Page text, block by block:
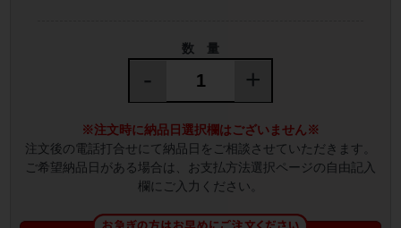
数 量
- +
※注文時に納品日選択欄はございません※
注文後の電話打合せにて納品日をご相談させていただきます。
ご希望納品日がある場合は、お支払方法選択ページの自由記入
欄にご入力ください。